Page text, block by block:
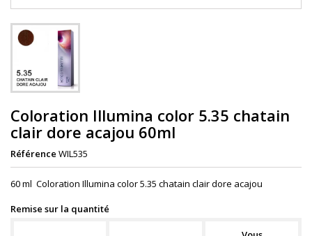
Coloration Illumina color 5.35 chatain
clair dore acajou 60ml
Référence WIL535
60 ml Coloration Illumina color 5.35 chatain clair dore acajou
Remise sur la quantité